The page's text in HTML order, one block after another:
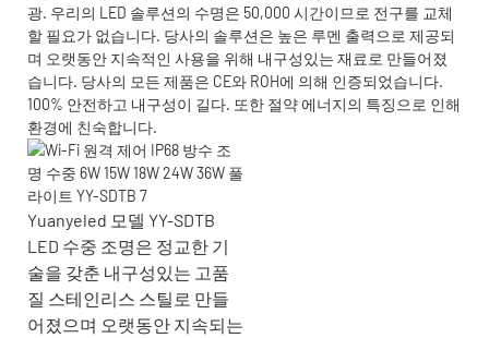
광. 우리의 LED 솔루션의 수명은 50,000 시간이므로 전구를 교체
할 필요가 없습니다. 당사의 솔루션은 높은 루멘 출력으로 제공되
며 오랫동안 지속적인 사용을 위해 내구성있는 재료로 만들어졌
습니다. 당사의 모든 제품은 CE와 ROH에 의해 인증되었습니다.
100% 안전하고 내구성이 길다. 또한 절약 에너지의 특징으로 인해
환경에 친숙합니다.
Yuanyeled 모델 YY-SDTB
LED 수중 조명은 정교한 기
술을 갖춘 내구성있는 고품
질 스테인리스 스틸로 만들
어졌으며 오랫동안 지속되는